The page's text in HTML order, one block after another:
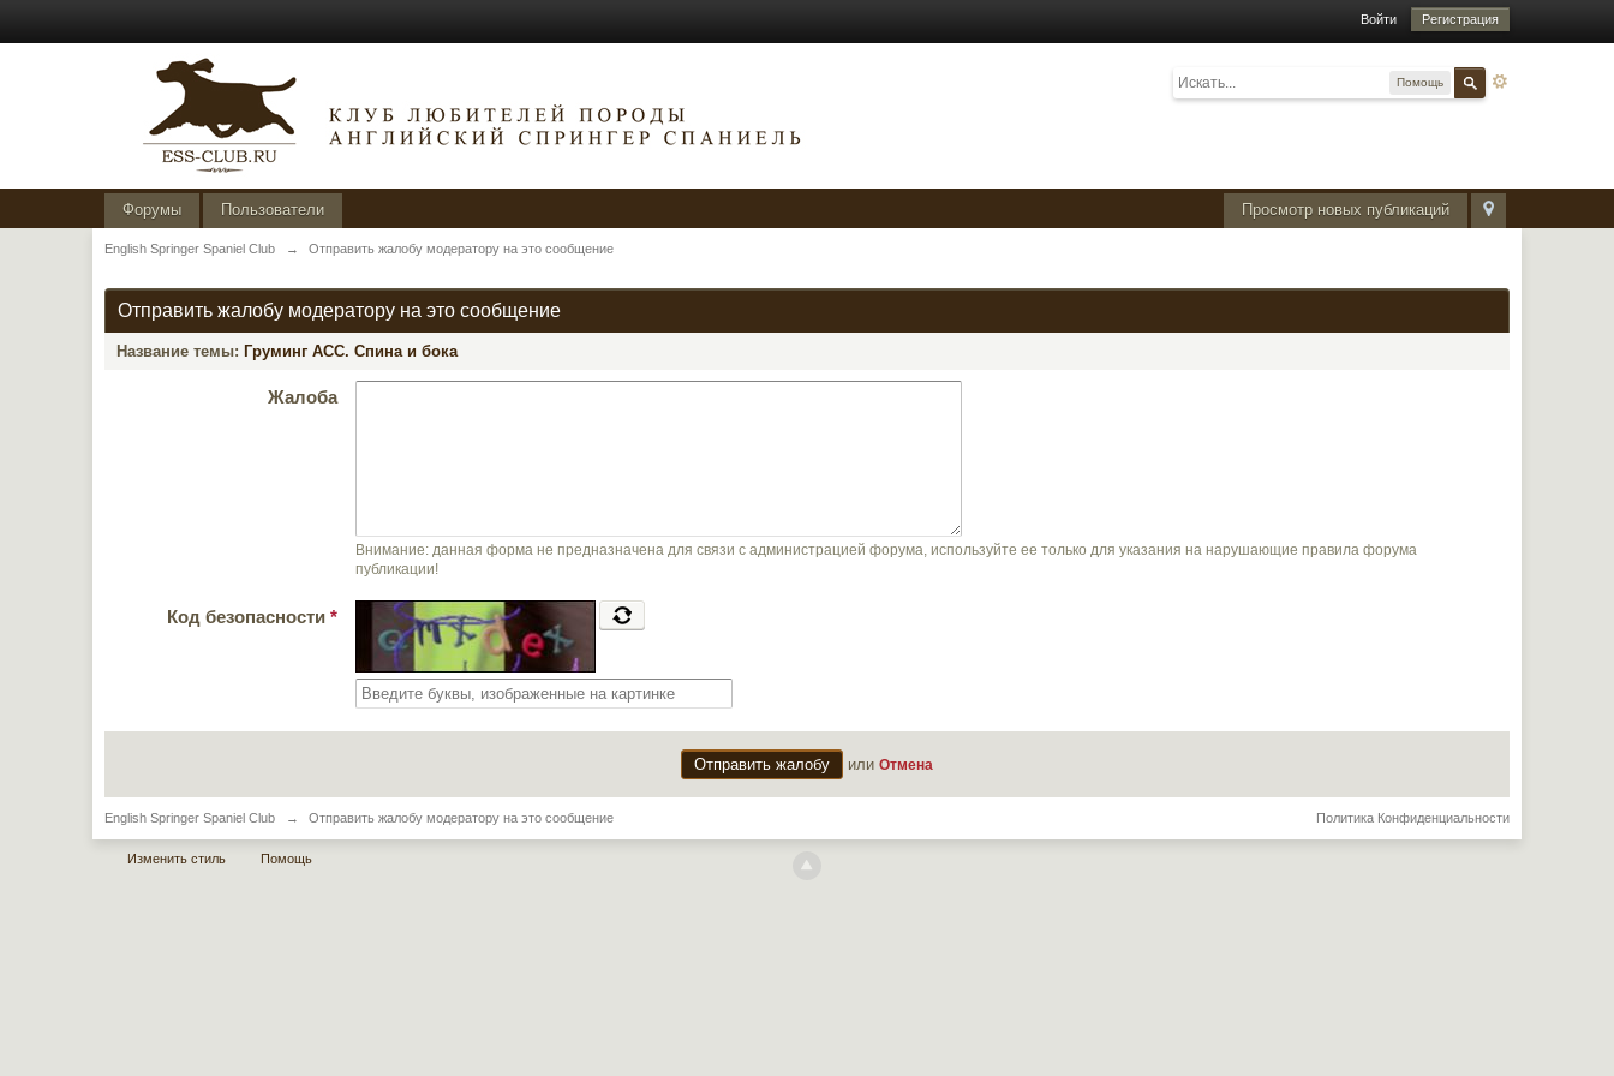
Войти Регистрация
Помощь
Просмотр новых публикаций
Форумы Пользователи
English Springer Spaniel Club → Отправить жалобу модератору на это сообщение
Отправить жалобу модератору на это сообщение
Название темы: Груминг АСС. Спина и бока
Жалоба
Внимание: данная форма не предназначена для связи с администрацией форума, используйте ее только для указания на нарушающие правила форума
публикации!
Код безопасности*
или Отмена
English Springer Spaniel Club → Отправить жалобу модератору на это сообщение Политика Конфиденциальности
Изменить стиль Помощь